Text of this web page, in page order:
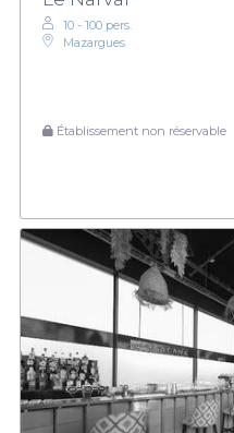
10 - 100 pers.
Mazargues
Établissement non réservable